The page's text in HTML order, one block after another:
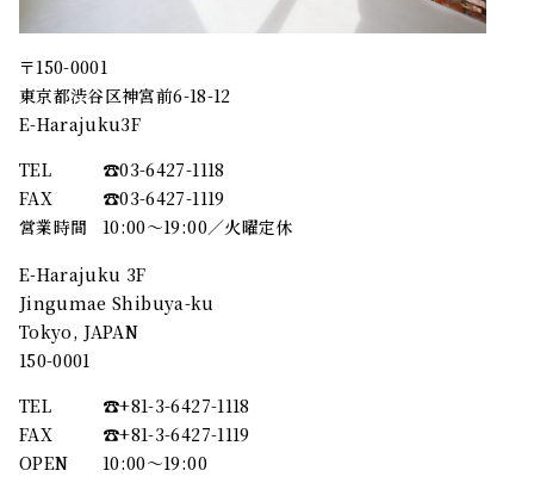
〒150-0001
東京都渋谷区神宮前6-18-12
E-Harajuku3F
TEL
☎︎03-6427-1118
FAX
☎︎03-6427-1119
営業時間
10:00～19:00／火曜定休
E-Harajuku 3F
Jingumae Shibuya-ku
Tokyo, JAPAN
150-0001
TEL
☎︎+81-3-6427-1118
FAX
☎︎+81-3-6427-1119
OPEN
10:00〜19:00